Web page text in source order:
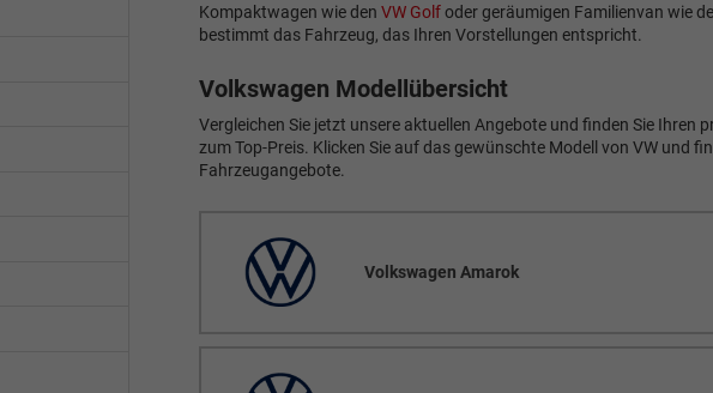
Kompaktwagen wie den VW Golfoder geräumigen Familienvan wie
bestimmt das Fahrzeug, das Ihren Vorstellungen entspricht.
Volkswagen Modellübersicht
Vergleichen Sie jetzt unsere aktuellen Angebote und finden Sie Ihren
zum Top-Preis. Klicken Sie auf das gewünschte Modell von VW und
Fahrzeugangebote.
Volkswagen Amarok